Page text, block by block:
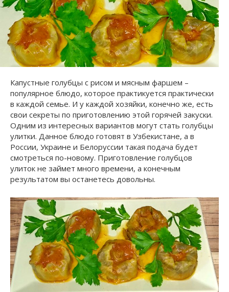
Капустные голубцы с рисом и мясным фаршем –
популярное блюдо, которое практикуется практически
в каждой семье. И у каждой хозяйки, конечно же, есть
свои секреты по приготовлению этой горячей закуски.
Одним из интересных вариантов могут стать голубцы
улитки. Данное блюдо готовят в Узбекистане, а в
России, Украине и Белоруссии такая подача будет
смотреться по-новому. Приготовление голубцов
улиток не займет много времени, а конечным
результатом вы останетесь довольны.